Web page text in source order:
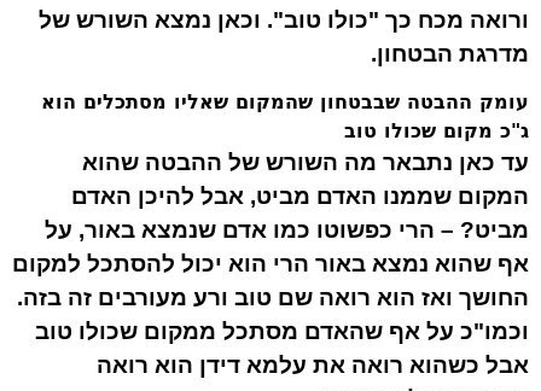
ורואה מכח כך "כולו טוב". וכאן נמצא השורש של
מדרגת הבטחון.
עומק ההבטה שבבטחון שהמקום שאליו מסתכלים הוא
ג"כ מקום שכולו טוב
עד כאן נתבאר מה השורש של ההבטה שהוא
המקום שממנו האדם מביט, אבל להיכן האדם
מביט? – הרי כפשוטו כמו אדם שנמצא באור, על
אף שהוא נמצא באור הרי הוא יכול להסתכל למקום
החושך ואז הוא רואה שם טוב ורע מעורבים זה בזה.
וכמו"כ על אף שהאדם מסתכל ממקום שכולו טוב
אבל כשהוא רואה את עלמא דידן הוא רואה